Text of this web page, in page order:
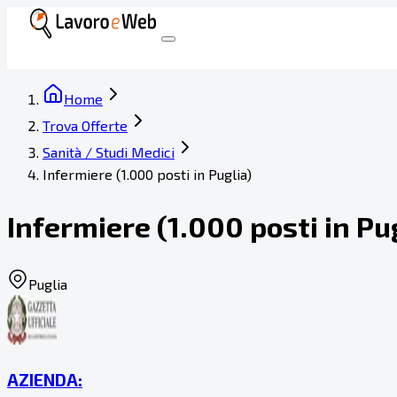
Home
Trova Offerte
Sanità / Studi Medici
Infermiere (1.000 posti in Puglia)
Infermiere (1.000 posti in
Puglia
AZIENDA: